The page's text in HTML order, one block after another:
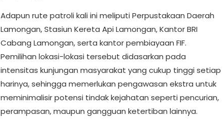
Adapun rute patroli kali ini meliputi Perpustakaan Daerah
Lamongan, Stasiun Kereta Api Lamongan, Kantor BRI
Cabang Lamongan, serta kantor pembiayaan FIF.
Pemilihan lokasi-lokasi tersebut didasarkan pada
intensitas kunjungan masyarakat yang cukup tinggi setiap
harinya, sehingga memerlukan pengawasan ekstra untuk
meminimalisir potensi tindak kejahatan seperti pencurian,
perampasan, maupun gangguan ketertiban lainnya.